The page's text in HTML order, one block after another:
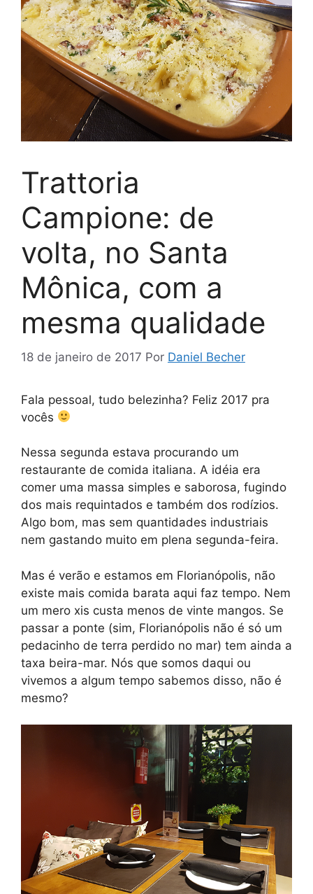
Trattoria
Campione: de
volta, no Santa
Mônica, com a
mesma qualidade
18 de janeiro de 2017 Por Daniel Becher
Fala pessoal, tudo belezinha? Feliz 2017 pra
vocês
Nessa segunda estava procurando um
restaurante de comida italiana. A idéia era
comer uma massa simples e saborosa, fugindo
dos mais requintados e também dos rodízios.
Algo bom, mas sem quantidades industriais
nem gastando muito em plena segunda-feira.
Mas é verão e estamos em Florianópolis, não
existe mais comida barata aqui faz tempo. Nem
um mero xis custa menos de vinte mangos. Se
passar a ponte (sim, Florianópolis não é só um
pedacinho de terra perdido no mar) tem ainda a
taxa beira-mar. Nós que somos daqui ou
vivemos a algum tempo sabemos disso, não é
mesmo?